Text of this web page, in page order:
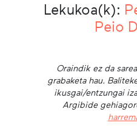
Lekukoa(k):
Peio
Oraindik ez da
grabaketa hau.
ikusgai/entzungai
Argibide